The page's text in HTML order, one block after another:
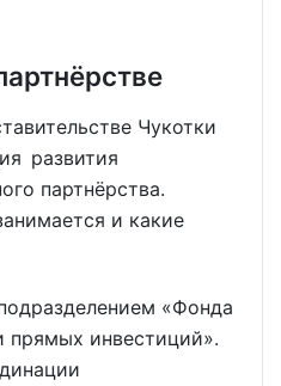
Чукотки
развития
партнёрства.
и какие
«Фонда
прямых инвестиций».